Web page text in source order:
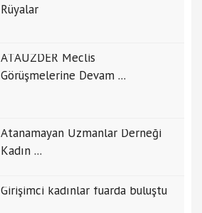
Rüyalar
ATAUZDER Meclis
Görüşmelerine Devam ...
Atanamayan Uzmanlar Derneği
Kadın ...
Girişimci kadınlar fuarda buluştu